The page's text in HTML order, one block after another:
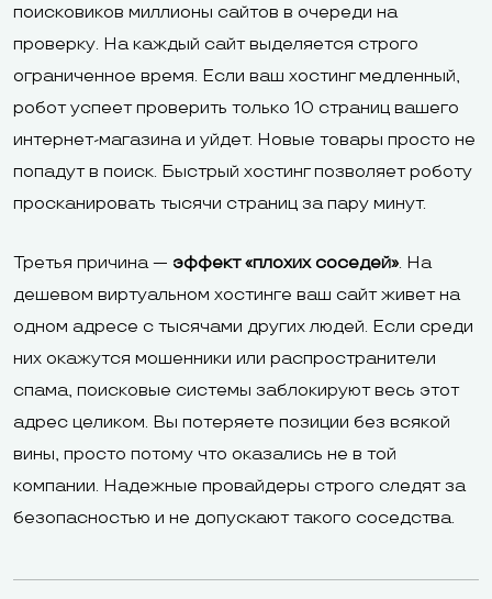
поисковиков миллионы сайтов в очереди на
проверку. На каждый сайт выделяется строго
ограниченное время. Если ваш хостинг медленный,
робот успеет проверить только 10 страниц вашего
интернет-магазина и уйдет. Новые товары просто не
попадут в поиск. Быстрый хостинг позволяет роботу
просканировать тысячи страниц за пару минут.
Третья причина — эффект «плохих соседей». На
дешевом виртуальном хостинге ваш сайт живет на
одном адресе с тысячами других людей. Если среди
них окажутся мошенники или распространители
спама, поисковые системы заблокируют весь этот
адрес целиком. Вы потеряете позиции без всякой
вины, просто потому что оказались не в той
компании. Надежные провайдеры строго следят за
безопасностью и не допускают такого соседства.